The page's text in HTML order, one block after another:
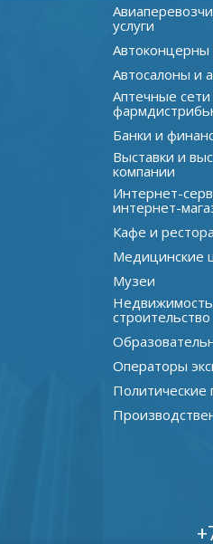
услуги
Автоконцерны
Автосалоны и
Аптечные
Банки и
Выставки и
компании
Интернет-
интернет-
Кафе и
Медицинские
Музеи
строительство
Операторы
Политические